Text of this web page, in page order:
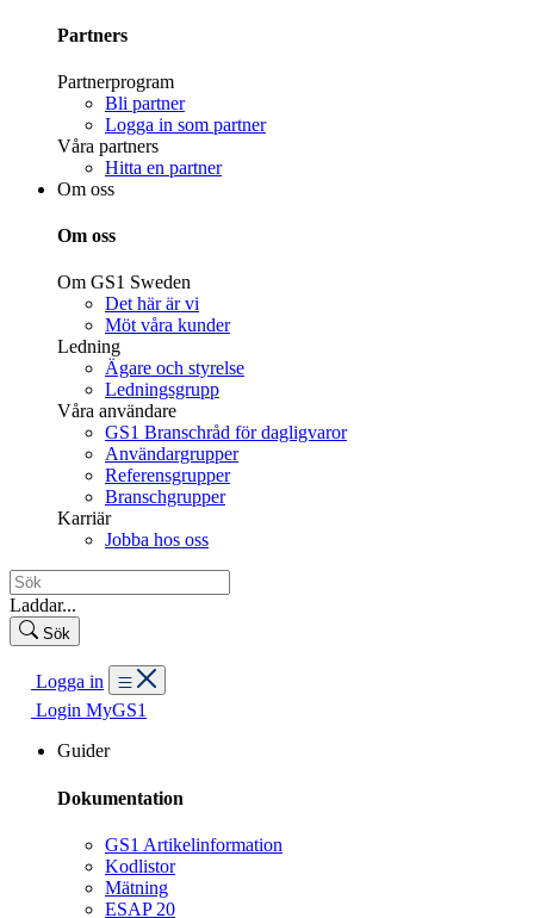
Partners
Partnerprogram
Bli partner
Logga in som partner
Våra partners
Hitta en partner
Om oss
Om oss
Om GS1 Sweden
Det här är vi
Möt våra kunder
Ledning
Ägare och styrelse
Ledningsgrupp
Våra användare
GS1 Branschråd för dagligvaror
Användargrupper
Referensgrupper
Branschgrupper
Karriär
Jobba hos oss
Laddar...
Sök
Logga in
Login MyGS1
Guider
Dokumentation
GS1 Artikelinformation
Kodlistor
Mätning
ESAP 20